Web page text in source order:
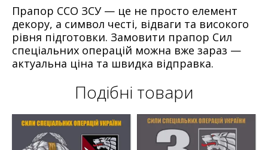
Прапор ССО ЗСУ — це не просто елемент
декору, а символ честі, відваги та високого
рівня підготовки. Замовити прапор Сил
спеціальних операцій можна вже зараз —
актуальна ціна та швидка відправка.
Подібні товари